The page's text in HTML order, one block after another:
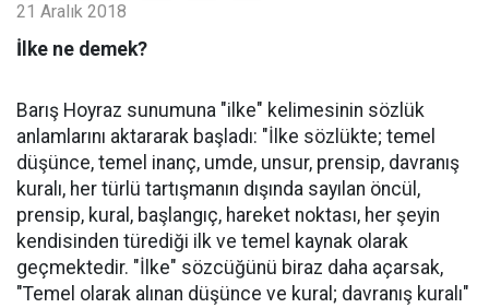
21 Aralık 2018
İlke ne demek?
Barış Hoyraz sunumuna "ilke" kelimesinin sözlük
anlamlarını aktararak başladı: "İlke sözlükte; temel
düşünce, temel inanç, umde, unsur, prensip, davranış
kuralı, her türlü tartışmanın dışında sayılan öncül,
prensip, kural, başlangıç, hareket noktası, her şeyin
kendisinden türediği ilk ve temel kaynak olarak
geçmektedir. "İlke" sözcüğünü biraz daha açarsak,
"Temel olarak alınan düşünce ve kural; davranış kuralı"